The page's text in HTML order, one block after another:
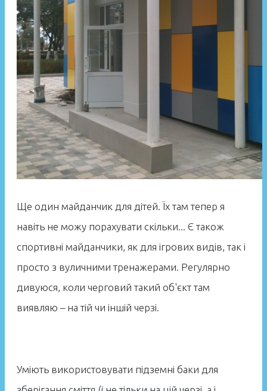
Ще один майданчик для дітей. Їх там тепер я
навіть не можу порахувати скільки... Є також
спортивні майданчики, як для ігрових видів, так і
просто з вуличними тренажерами. Регулярно
дивуюся, коли черговий такий об'єкт там
виявляю – на тій чи іншій черзі.
Уміють використовувати підземні баки для